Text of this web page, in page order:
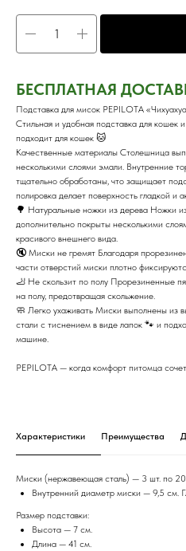
БЕСПЛАТНАЯ
Подставка для мисок PEPILOTA
Стильная и удобная подставка для кошек
подходит для кошек 🐱
Качественные материалы Столешница
несколькими слоями эмали. Внутренние
тщательно обработаны, что защищает
полировка делает поверхность гладкой и
🌳 Натуральные ножки из дерева Ножки
дополнительно покрыты несколькими
красивого внешнего вида.
🔇 Миски не гремят Благодаря
части отверстий миски плотно
🦶 Не скользит по полу Прорезиненные
на полу, предотвращая скольжение.
🧼 Легко ухаживать Миски выполнены из
стали с тиснением в виде лапок 🐾 и
машине.
PEPILOTA — когда комфорт питомца
Характеристики Преимущества
Миски (нержавеющая сталь) — 3 шт. по
Внутренний диаметр миски — 9,5 см.
Размер подставки:
Высота — 7 см.
Длина — 41 см.